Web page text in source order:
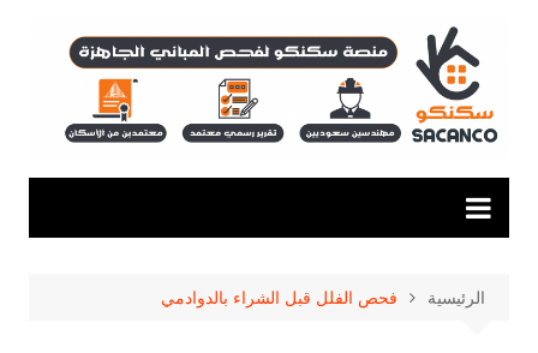
المحتوى
الرئيسية فحص الفلل قبل الشراء بالدوادمي